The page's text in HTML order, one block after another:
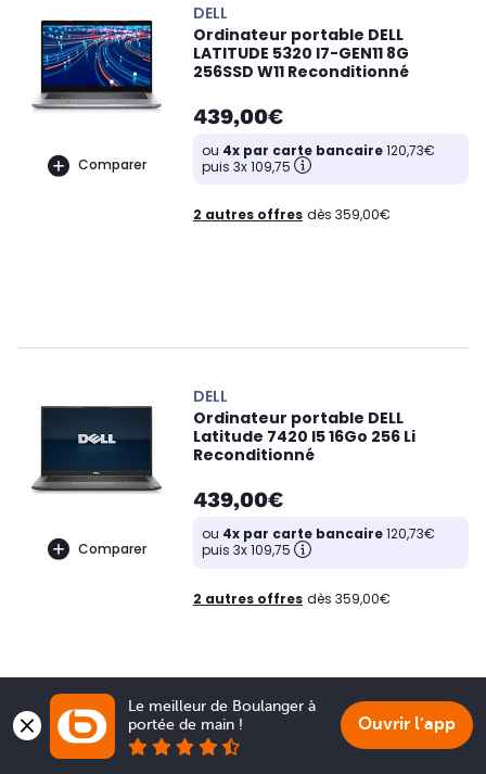
Comparer
DELL
Ordinateur portable DELL
LATITUDE 5320 I7-GEN11 8G
256SSD W11 Reconditionné
439,00€
ou 4x par carte bancaire120,73€
puis 3x 109,75
2 autres offres dès 359,00€
Comparer
DELL
Ordinateur portable DELL
Latitude 7420 I5 16Go 256 Li
Reconditionné
439,00€
ou 4x par carte bancaire120,73€
puis 3x 109,75
2 autres offres dès 359,00€
Le meilleur de Boulanger à
portée de main !
Ouvrir l'app